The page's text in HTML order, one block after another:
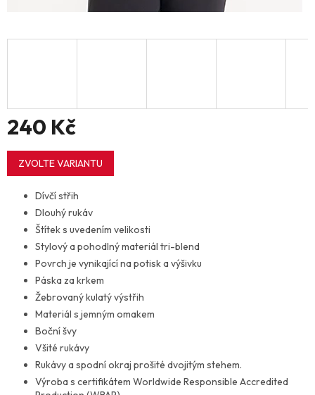
240 Kč
Měrná
cena:
ZVOLTE VARIANTU
Dívčí střih
Dlouhý rukáv
Štítek s uvedením velikosti
Stylový a pohodlný materiál tri-blend
Povrch je vynikající na potisk a výšivku
Páska za krkem
Žebrovaný kulatý výstřih
Materiál s jemným omakem
Boční švy
Všité rukávy
Rukávy a spodní okraj prošité dvojitým stehem.
Výroba s certifikátem Worldwide Responsible Accredited